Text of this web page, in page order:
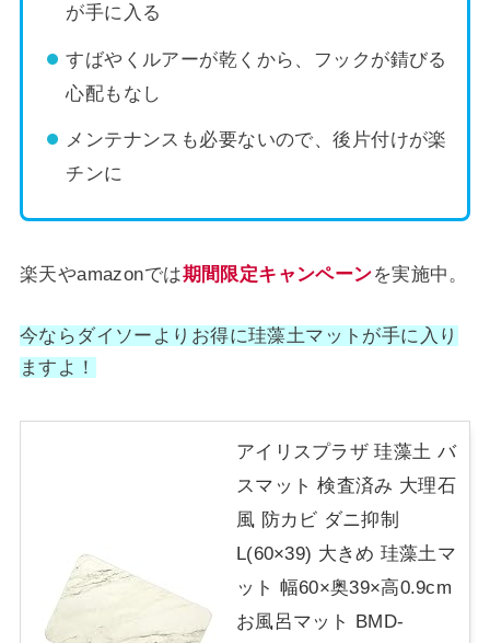
が手に入る
すばやくルアーが乾くから、フックが錆びる
心配もなし
メンテナンスも必要ないので、後片付けが楽
チンに
楽天やamazonでは期間限定キャンペーンを実施中。
今ならダイソーよりお得に珪藻土マットが手に入り
ますよ！
アイリスプラザ 珪藻土 バ
スマット 検査済み 大理石
風 防カビ ダニ抑制
L(60×39) 大きめ 珪藻土マ
ット 幅60×奥39×高0.9cm
お風呂マット BMD-